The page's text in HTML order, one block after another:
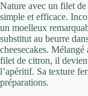
Nature avec un filet
simple et efficace.
un moelleux
substitut au beurre
cheesecakes. Mélangé
filet de citron, il
l’apéritif. Sa texture
préparations.